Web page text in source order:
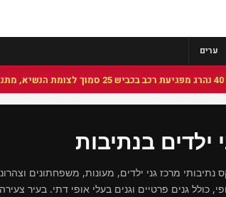
ערים
ילדים בנתיבות
נתיבותי מרכז גני ילדים, מעונות, משפחתונים
כולל גנים פרטיים וגנים בעלי אופי דתי. בעיר